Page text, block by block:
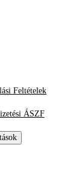
Feltételek
ÁSZF